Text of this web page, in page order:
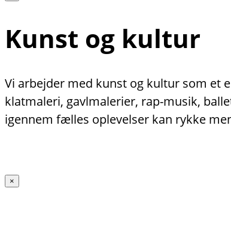
Kunst og kultur
Vi arbejder med kunst og kultur som et
klatmaleri, gavlmalerier, rap-musik,
igennem fælles oplevelser kan rykke
×